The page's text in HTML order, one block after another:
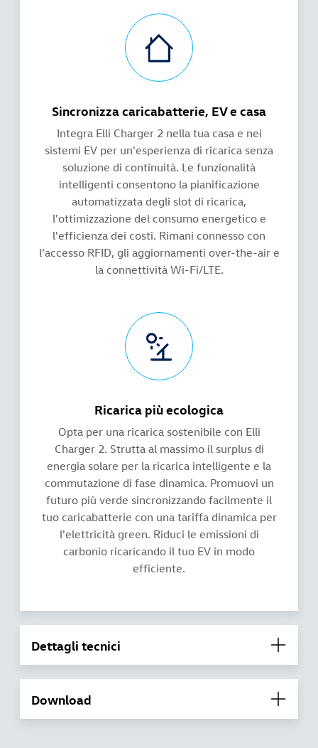
Sincronizza caricabatterie, EV e casa
Integra Elli Charger 2 nella tua casa e nei
sistemi EV per un'esperienza di ricarica senza
soluzione di continuità. Le funzionalità
intelligenti consentono la pianificazione
automatizzata degli slot di ricarica,
l'ottimizzazione del consumo energetico e
l'efficienza dei costi. Rimani connesso con
l'accesso RFID, gli aggiornamenti over-the-air e
la connettività Wi-Fi/LTE.
Ricarica più ecologica
Opta per una ricarica sostenibile con Elli
Charger 2. Strutta al massimo il surplus di
energia solare per la ricarica intelligente e la
commutazione di fase dinamica. Promuovi un
futuro più verde sincronizzando facilmente il
tuo caricabatterie con una tariffa dinamica per
l'elettricità green. Riduci le emissioni di
carbonio ricaricando il tuo EV in modo
efficiente.
Dettagli tecnici
Download